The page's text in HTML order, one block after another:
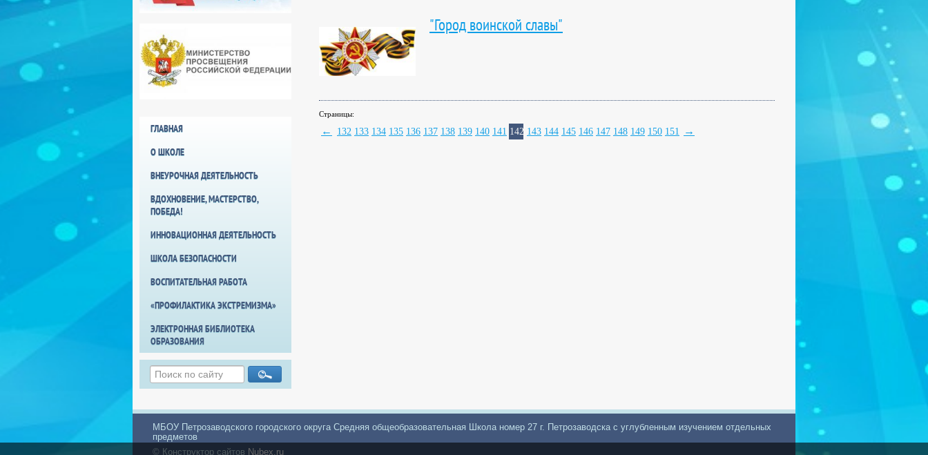
ГЛАВНАЯ
О ШКОЛЕ
ВНЕУРОЧНАЯ ДЕЯТЕЛЬНОСТЬ
ВДОХНОВЕНИЕ, МАСТЕРСТВО,
ПОБЕДА!
ИННОВАЦИОННАЯ ДЕЯТЕЛЬНОСТЬ
ШКОЛА БЕЗОПАСНОСТИ
ВОСПИТАТЕЛЬНАЯ РАБОТА
«ПРОФИЛАКТИКА ЭКСТРЕМИЗМА»
ЭЛЕКТРОННАЯ БИБЛИОТЕКА
ОБРАЗОВАНИЯ
"Город воинской славы"
Страницы:
← 132 133 134 135 136 137 138 139 140 141 142 143 144 145 146 147 148 149 150 151 →
МБОУ Петрозаводского городского округа Средняя общеобразовательная Школа номер 27 г. Петрозаводска с углубленным изучением отдельных
предметов
© Конструктор сайтов Nubex.ru